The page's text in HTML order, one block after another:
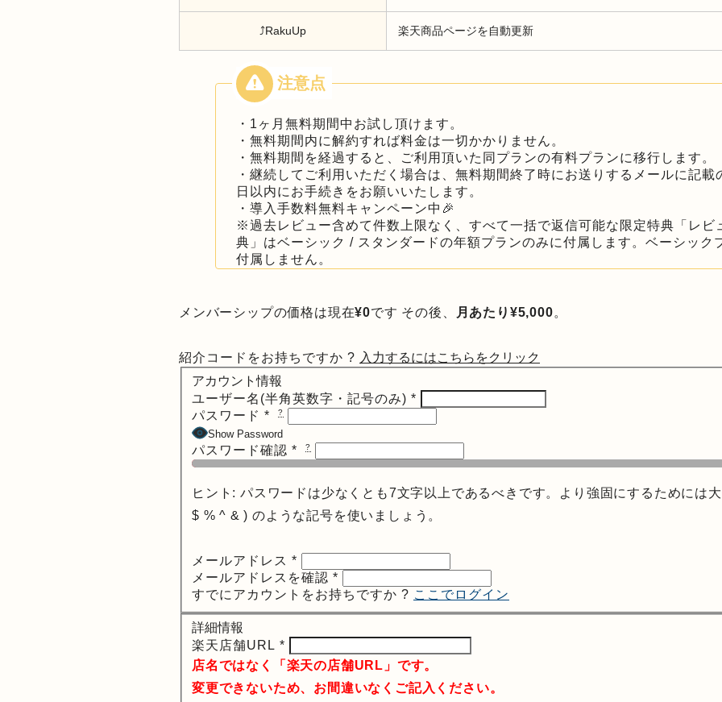
⤴️RakuUp 楽天商品ページを自動更新
・1ヶ月無料期間中お試し頂けます。
・無料期間内に解約すれば料金は一切かかりません。
・無料期間を経過すると、ご利用頂いた同プランの有料プランに移行します。
・継続してご利用いただく場合は、無料期間終了時にお送りするメールに記
日以内にお手続きをお願いいたします。
・導入手数料無料キャンペーン中🎉
※過去レビュー含めて件数上限なく、すべて一括で返信可能な限定特典「レビ
典」はベーシック / スタンダードの年額プランのみに付属します。ベーシック
付属しません。
メンバーシップの価格は現在¥0です その後、 月あたり¥5,000。
紹介コードをお持ちですか ? 入力するにはこちらをクリック
アカウント情報
ユーザー名(半角英数字・記号のみ) *
パスワード * ?
Show Password
パスワード確認 * ?
ヒント: パスワードは少なくとも7文字以上であるべきです。より強固にするためには
$ % ^ & ) のような記号を使いましょう。
メールアドレス *
メールアドレスを確認 *
すでにアカウントをお持ちですか ? ここでログイン
詳細情報
楽天店舗URL *
店名ではなく「楽天の店舗URL」です。
変更できないため、お間違いなくご記入ください。